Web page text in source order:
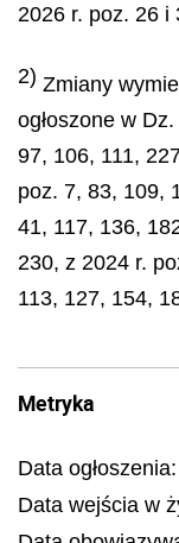
2026 r. poz. 26 i
2) Zmiany
ogłoszone w
97, 106, 111,
poz. 7, 83, 109,
41, 117, 136,
230, z 2024 r.
113, 127, 154,
Metryka
Data ogłoszenia:
Data wejścia w